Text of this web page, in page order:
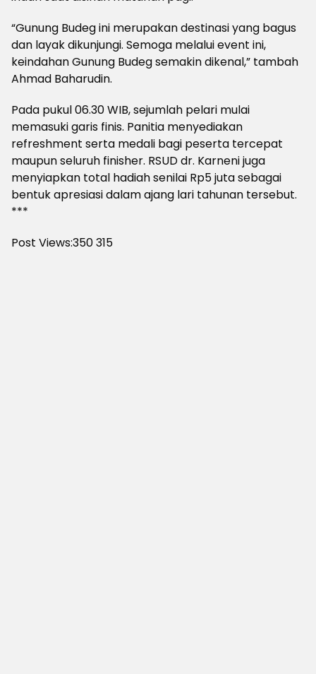
“Gunung Budeg ini merupakan destinasi yang bagus
dan layak dikunjungi. Semoga melalui event ini,
keindahan Gunung Budeg semakin dikenal,” tambah
Ahmad Baharudin.
Pada pukul 06.30 WIB, sejumlah pelari mulai
memasuki garis finis. Panitia menyediakan
refreshment serta medali bagi peserta tercepat
maupun seluruh finisher. RSUD dr. Karneni juga
menyiapkan total hadiah senilai Rp5 juta sebagai
bentuk apresiasi dalam ajang lari tahunan tersebut.
***
Post Views:350315